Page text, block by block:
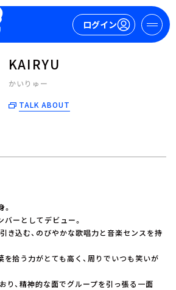
ログイン
新規会員登録
KAIRYU
かいりゅー
TALK ABOUT
バーとしてデビュー。
き込む、のびやかな歌唱力と音楽センスを持
を拾う力がとても高く、周りでいつも笑いが
り、精神的な面でグループを引っ張る一面